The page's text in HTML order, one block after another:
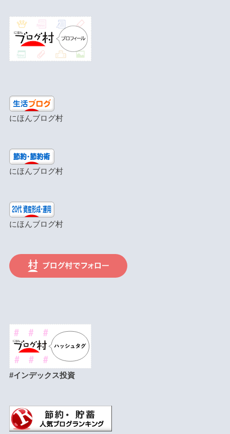
にほんブログ村
にほんブログ村
にほんブログ村
#インデックス投資